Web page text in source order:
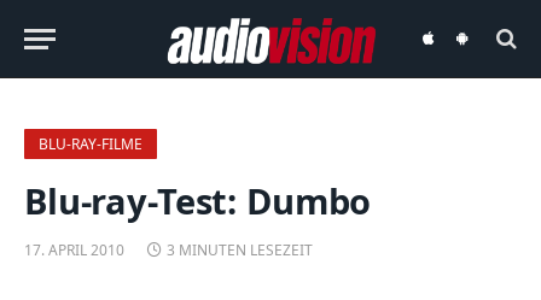
audiovisionaudiovision
BLU-RAY-FILME
Blu-ray-Test: Dumbo
17. APRIL 2010 3 MINUTEN LESEZEIT